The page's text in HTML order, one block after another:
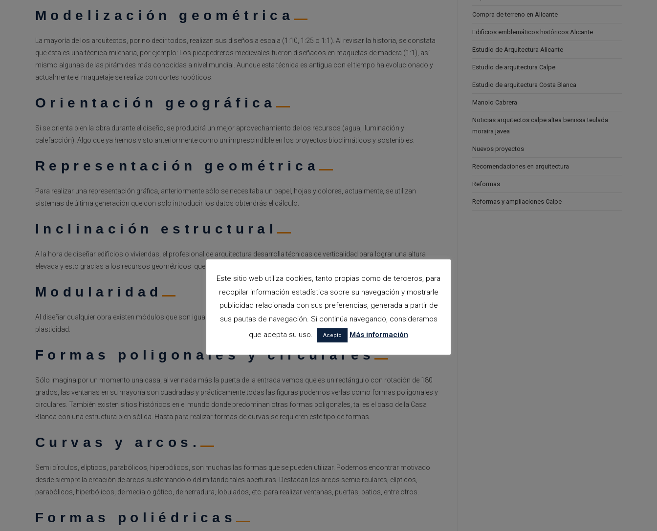
Modelización geométrica
La mayoría de los arquitectos, por no decir todos, realizan sus diseños a escala (1:10, 1:25 o 1:1). Al revisar la historia, se constata
que ésta es una técnica milenaria, por ejemplo: Los picapedreros medievales fueron diseñados en maquetas de madera (1:1), así
mismo algunas de las pirámides más conocidas a nivel mundial. Aunque esta técnica es antigua con el tiempo ha evolucionado y
actualmente el maquetaje se realiza con cortes robóticos.
Orientación geográfica
Si se orienta bien la obra durante el diseño, se producirá un mejor aprovechamiento de los recursos (agua, iluminación y
calefacción). Algo que ya hemos visto anteriormente como un imprescindible en los proyectos bioclimáticos y sostenibles.
Representación geométrica
Para realizar una representación gráfica, anteriormente sólo se necesitaba un papel, hojas y colores, actualmente, se utilizan
sistemas de última generación que con solo introducir los datos obtendrás el cálculo.
Inclinación estructural
A la hora de diseñar edificios o viviendas, el profesional de arquitectura desarrolla técnicas de verticalidad para lograr una altura
elevada y esto gracias a los recursos geométricos que posee.
Modularidad
Al diseñar cualquier obra existen módulos que son iguales, este hecho tiene el objetivo de presentar mayor armonía, simetría y
plasticidad.
Formas poligonales y circulares
Sólo imagina por un momento una casa, al ver nada más la puerta de la entrada vemos que es un rectángulo con rotación de 180
grados, las ventanas en su mayoría son cuadradas y prácticamente todas las figuras podemos verlas como formas poligonales y
circulares. También existen sitios históricos en el mundo donde predominan otras formas poligonales, tal es el caso de la Casa
Blanca con una estructura bien sólida. Hasta para realizar formas de curvas se requieren este tipo de formas.
Curvas y arcos.
Semi círculos, elípticos, parabólicos, hiperbólicos, son muchas las formas que se pueden utilizar. Podemos encontrar motivado
desde siempre la creación de arcos sustentando o delimitando tales aberturas. Destacan los arcos semicirculares, elípticos,
parabólicos, hiperbólicos, de media o gótico, de herradura, lobulados, etc. para realizar ventanas, puertas, patios, entre otros.
Formas poliédricas
Compra de terreno en Alicante
Edificios emblemáticos históricos Alicante
Estudio de Arquitectura Alicante
Estudio de arquitectura Calpe
Estudio de arquitectura Costa Blanca
Manolo Cabrera
Noticias arquitectos calpe altea benissa teulada
moraira javea
Nuevos proyectos
Recomendaciones en arquitectura
Reformas
Reformas y ampliaciones Calpe
Este sitio web utiliza cookies, tanto propias como de terceros, para
recopilar información estadística sobre su navegación y mostrarle
publicidad relacionada con sus preferencias, generada a partir de
sus pautas de navegación. Si continúa navegando, consideramos
que acepta su uso.
Acepto Más información